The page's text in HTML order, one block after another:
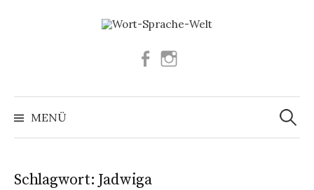
Facebook
MENÜ
Suchen
nach:
Schlagwort: Jadwiga